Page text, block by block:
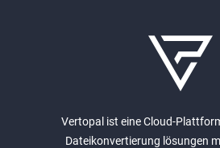
Vertopal ist eine Cloud-
Dateikonvertierung lösungen